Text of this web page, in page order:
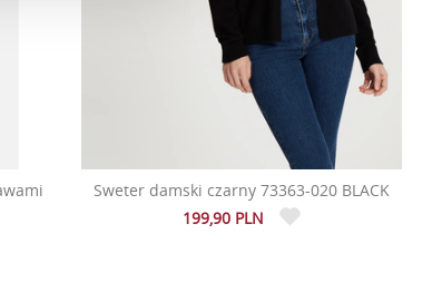
Sweter damski czarny 73363-020 BLACK
199,90 PLN